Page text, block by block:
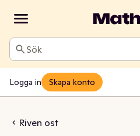
Sök
Logga in Skapa konto
Riven ost
Pizzamix